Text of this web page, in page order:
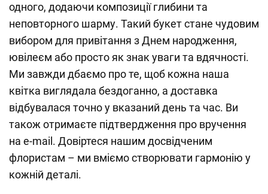
одного, додаючи композиції глибини та
неповторного шарму. Такий букет стане чудовим
вибором для привітання з Днем народження,
ювілеєм або просто як знак уваги та вдячності.
Ми завжди дбаємо про те, щоб кожна наша
квітка виглядала бездоганно, а доставка
відбувалася точно у вказаний день та час. Ви
також отримаєте підтвердження про вручення
на e-mail. Довіртеся нашим досвідченим
флористам – ми вміємо створювати гармонію у
кожній деталі.